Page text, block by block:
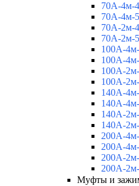
70А-4м-
70А-4м-
70А-2м-
70А-2м-
100А-
100А-
100А-
100А-
140А-
140А-
140А-
140А-
200А-
200А-
200А-
200А-
Муфты и